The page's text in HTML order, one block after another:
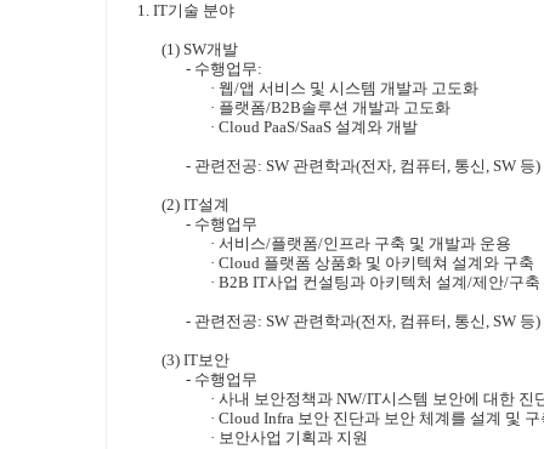
1. IT기술 분야
(1) SW개발
- 수행업무:
· 웹/앱 서비스 및 시스템 개발과 고도화
· 플랫폼/B2B솔루션 개발과 고도화
· Cloud PaaS/SaaS 설계와 개발
- 관련전공: SW 관련학과(전자, 컴퓨터, 통신, SW 등)
(2) IT설계
- 수행업무
· 서비스/플랫폼/인프라 구축 및 개발과 운용
· Cloud 플랫폼 상품화 및 아키텍쳐 설계와 구축
· B2B IT사업 컨설팅과 아키텍처 설계/제안/구축
- 관련전공: SW 관련학과(전자, 컴퓨터, 통신, SW 등)
(3) IT보안
- 수행업무
· 사내 보안정책과 NW/IT시스템 보안에 대한 진
· Cloud Infra 보안 진단과 보안 체계를 설계 및 구
· 보안사업 기획과 지원